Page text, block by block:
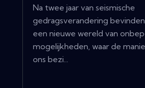
Na twee jaar van seismische
gedragsverandering
een nieuwe wereld van
mogelijkheden, waar de
ons bezi...